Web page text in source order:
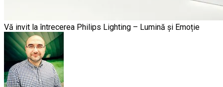
Vă invit la întrecerea Philips Lighting – Lumină și Emoție